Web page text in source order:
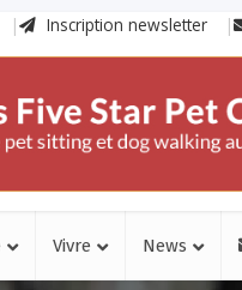
Inscription newsletter
Vivre News